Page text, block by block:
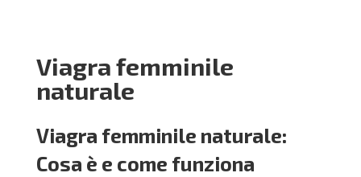
Viagra femminile
naturale
Viagra femminile naturale:
Cosa è e come funziona